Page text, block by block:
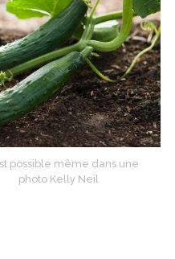
possible même dans une
Kelly Neil